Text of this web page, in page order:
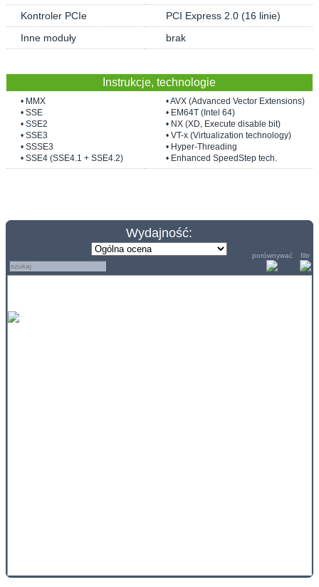
Kontroler PCIe
PCI Express 2.0 (16 linie)
Inne moduły
brak
Instrukcje, technologie
• MMX
• SSE
• SSE2
• SSE3
• SSSE3
• SSE4 (SSE4.1 + SSE4.2)
• AVX (Advanced Vector Extensions)
• EM64T (Intel 64)
• NX (XD, Execute disable bit)
• VT-x (Virtualization technology)
• Hyper-Threading
• Enhanced SpeedStep tech.
Wydajność:
porównywać filtr